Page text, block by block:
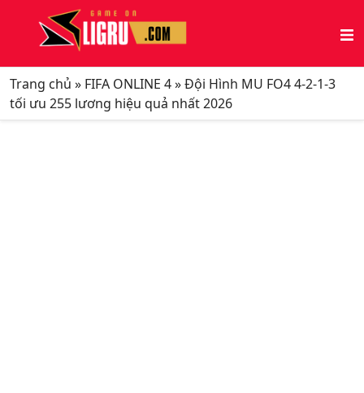
Trang chủ » FIFA ONLINE 4»Đội Hình MU FO4 4-2-1-3
tối ưu 255 lương hiệu quả nhất 2026